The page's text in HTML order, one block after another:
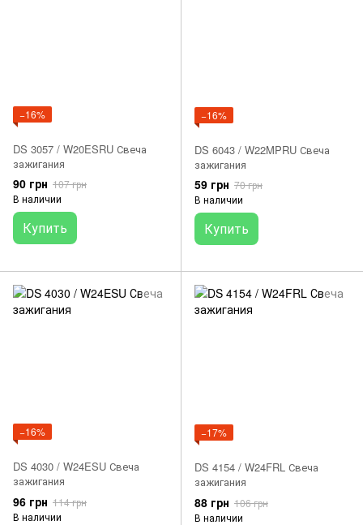
−16%
DS 3057 / W20ESRU Свеча
зажигания
90 грн 107 грн
В наличии
Купить
−16%
DS 6043 / W22MPRU Свеча
зажигания
59 грн 70 грн
В наличии
Купить
−16%
DS 4030 / W24ESU Свеча
зажигания
96 грн 114 грн
В наличии
−17%
DS 4154 / W24FRL Свеча
зажигания
88 грн 106 грн
В наличии